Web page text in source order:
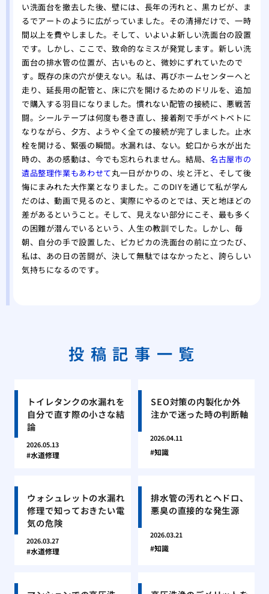
い洗面台を撤去した後、壁には、長年の汚れと、黒カビが、ま
るでアートのように広がっていました。その清掃だけで、一時
間以上を費やしました。そして、いよいよ新しい洗面台の設置
です。しかし、ここで、致命的なミスが発覚します。新しい洗
面台の排水管の位置が、古いものと、微妙にずれていたので
す。既存の床の穴が使えない。私は、再びホームセンターへと
走り、延長用の配管と、床に穴を開けるためのドリルを、追加
で購入する羽目になりました。慣れない配管の接続に、悪戦苦
闘。シールテープは何度も巻き直し、接着剤で手がベトベトに
なりながら、夕方、ようやく全ての接続が完了しました。止水
栓を開ける、緊張の瞬間。水漏れは、ない。蛇口から水が出た
時の、あの感動は、今でも忘れられません。結局、 名古屋市の
遺品整理作業もあわせて丸一日がかりの、埃と汗と、そして後
悔にまみれた大作業となりました。このDIYを通じて私が学ん
だのは、動画で見るのと、実際にやるのとでは、天と地ほどの
差があるということ。そして、見えない部分にこそ、最も多く
の困難が潜んでいるという、人生の教訓でした。しかし、毎
朝、自分の手で設置した、ピカピカの洗面台の前に立つたび、
私は、あの日の苦闘が、決して無駄ではなかったと、誇らしい
気持ちになるのです。
投稿記事一覧
トイレタンクの水漏れを
自分で直す際の小さな結
論
2026.05.13
水道修理
SEO対策の内製化か外
注かで迷った時の判断軸
2026.04.11
知識
ウォシュレットの水漏れ
修理で知っておきたい電
気の危険
2026.03.27
水道修理
排水管の汚れとヘドロ、
悪臭の直接的な発生源
2026.03.21
知識